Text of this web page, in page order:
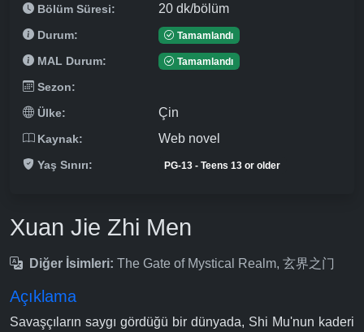
Bölüm Süresi: 20 dk/bölüm
Durum: Tamamlandı
MAL Durum: Tamamlandı
Sezon:
Ülke:
Çin
Kaynak: Web novel
Yaş Sınırı: PG-13 - Teens 13 or older
Xuan Jie Zhi Men
Diğer İsimleri: The Gate of Mystical Realm, 玄界之门
Açıklama
Savaşçıların saygı gördüğü bir dünyada, Shi Mu'nun kaderi